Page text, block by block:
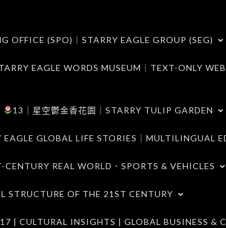
OFFICE (SPO)｜STARRY EAGLE GROUP (SEG)
EAGLE WORDS MUSEUM｜TEXT-ONLY
13｜星空鬱金香花園｜STARRY TULIP GARDEN
GLOBAL LIFE STORIES｜MULTILINGUAL
REAL WORLD．SPORTS & VEHICLES
STRUCTURE OF THE 21ST CENTURY
| CULTURAL INSIGHTS | GLOBAL BUSINESS &